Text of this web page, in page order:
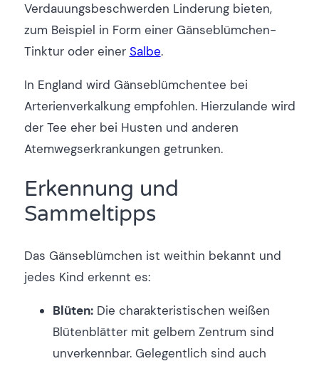
Verdauungsbeschwerden Linderung bieten,
zum Beispiel in Form einer Gänseblümchen-
Tinktur oder einer Salbe.
In England wird Gänseblümchentee bei
Arterienverkalkung empfohlen. Hierzulande wird
der Tee eher bei Husten und anderen
Atemwegserkrankungen getrunken.
Erkennung und
Sammeltipps
Das Gänseblümchen ist weithin bekannt und
jedes Kind erkennt es:
Blüten:Die charakteristischen weißen
Blütenblätter mit gelbem Zentrum sind
unverkennbar. Gelegentlich sind auch